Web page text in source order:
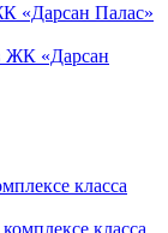
«Дарсан Палас»
класса